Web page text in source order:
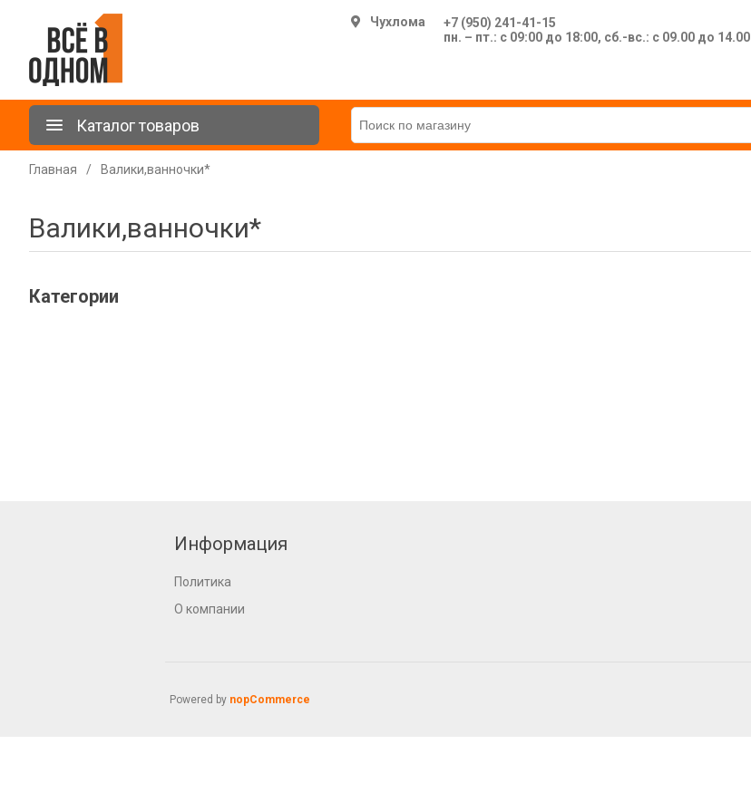
Чухлома
+7 (950) 241-41-15
пн. – пт.: с 09:00 до 18:00, сб.-вс.: с 09.00 до 14.00
Каталог товаров
Главная / Валики,ванночки*
Валики,ванночки*
Категории
Информация
Политика
О компании
Powered by nopCommerce